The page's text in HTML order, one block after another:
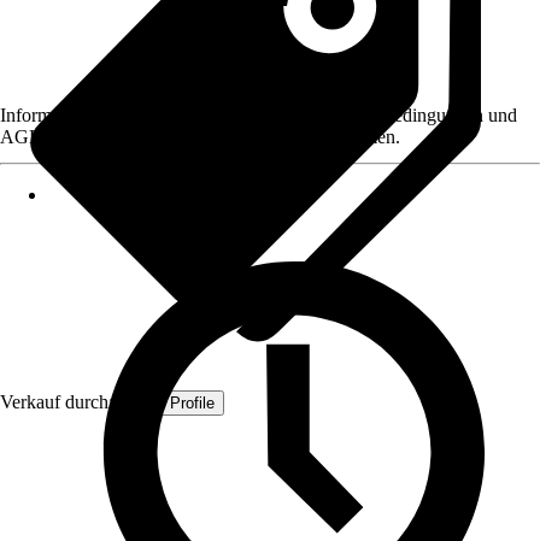
Verkauf durch: Quest Profile
Informationen des Verkäufers, wie z. B. Rückgabebedingungen und
AGB, finden Sie bei Klick auf den Verkäufernamen.